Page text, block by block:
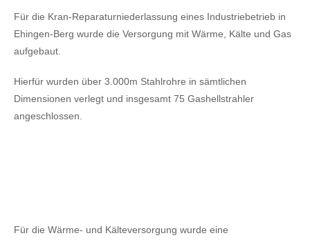
Für die Kran-Reparaturniederlassung eines Industriebetrieb in
Ehingen-Berg wurde die Versorgung mit Wärme, Kälte und Gas
aufgebaut.
Hierfür wurden über 3.000m Stahlrohre in sämtlichen
Dimensionen verlegt und insgesamt 75 Gashellstrahler
angeschlossen.
Für die Wärme- und Kälteversorgung wurde eine